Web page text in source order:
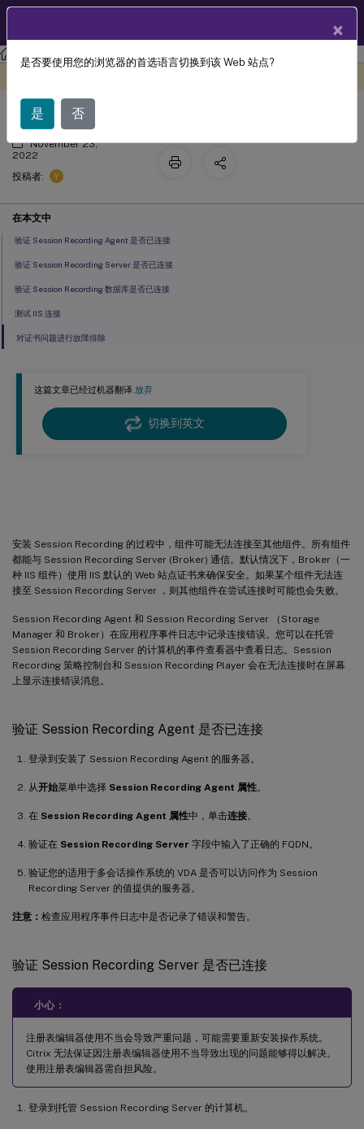
Session Recording Session Recording 2206
这篇文章已经过机器翻译.放弃
切换到英文
安装 Session Recording 的过程中，组件可能无法连接至其他组件。所有组件
都能与 Session Recording Server (Broker) 通信。默认情况下，Broker（一
种 IIS 组件）使用 IIS 默认的 Web 站点证书来确保安全。如果某个组件无法连
接至 Session Recording Server ，则其他组件在尝试连接时可能也会失败。
Session Recording Agent 和 Session Recording Server （Storage
Manager 和 Broker）在应用程序事件日志中记录连接错误。您可以在托管
Session Recording Server 的计算机的事件查看器中查看日志。Session
Recording 策略控制台和 Session Recording Player 会在无法连接时在屏幕
上显示连接错误消息。
验证 Session Recording Agent 是否已连接
登录到安装了 Session Recording Agent 的服务器。
从开始菜单中选择 Session Recording Agent 属性。
在 Session Recording Agent 属性中，单击连接。
验证在 Session Recording Server 字段中输入了正确的 FQDN。
验证您的适用于多会话操作系统的 VDA 是否可以访问作为 Session
Recording Server 的值提供的服务器。
注意： 检查应用程序事件日志中是否记录了错误和警告。
验证 Session Recording Server 是否已连接
小心：
注册表编辑器使用不当会导致严重问题，可能需要重新安装操作系统。
Citrix 无法保证因注册表编辑器使用不当导致出现的问题能够得以解决。
使用注册表编辑器需自担风险。
登录到托管 Session Recording Server 的计算机。
验证组件连接
November 23,
2022
投稿者:
Y
在本文中
验证 Session Recording Agent 是否已连接
验证 Session Recording Server 是否已连接
验证 Session Recording 数据库是否已连接
测试 IIS 连接
对证书问题进行故障排除
×
是否要使用您的浏览器的首选语言切换到该 Web 站点?
是 否